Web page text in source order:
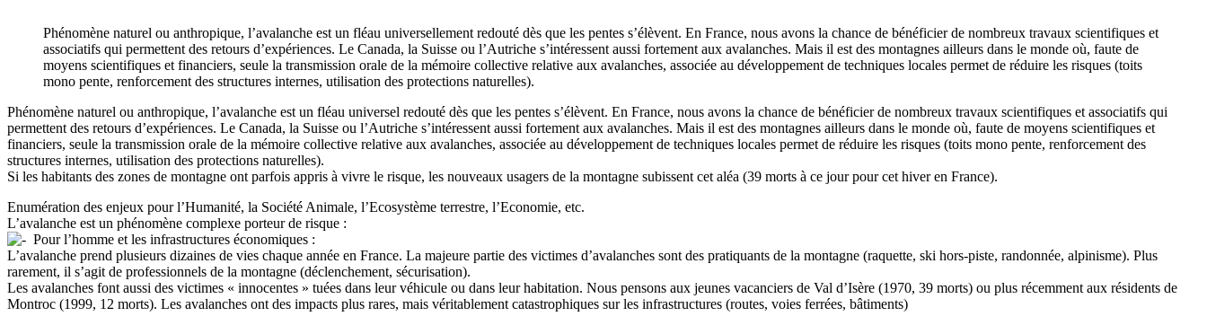
Phénomène naturel ou anthropique, l’avalanche est un fléau universellement redouté dès que les pentes s’élèvent. En France, nous avons la chance de bénéficier de nombreux travaux scientifiques et
associatifs qui permettent des retours d’expériences. Le Canada, la Suisse ou l’Autriche s’intéressent aussi fortement aux avalanches. Mais il est des montagnes ailleurs dans le monde où, faute de
moyens scientifiques et financiers, seule la transmission orale de la mémoire collective relative aux avalanches, associée au développement de techniques locales permet de réduire les risques (toits
mono pente, renforcement des structures internes, utilisation des protections naturelles).
Phénomène naturel ou anthropique, l’avalanche est un fléau universel redouté dès que les pentes s’élèvent. En France, nous avons la chance de bénéficier de nombreux travaux scientifiques et associatifs qui
permettent des retours d’expériences. Le Canada, la Suisse ou l’Autriche s’intéressent aussi fortement aux avalanches. Mais il est des montagnes ailleurs dans le monde où, faute de moyens scientifiques et
financiers, seule la transmission orale de la mémoire collective relative aux avalanches, associée au développement de techniques locales permet de réduire les risques (toits mono pente, renforcement des
structures internes, utilisation des protections naturelles).
Si les habitants des zones de montagne ont parfois appris à vivre le risque, les nouveaux usagers de la montagne subissent cet aléa (39 morts à ce jour pour cet hiver en France).
Enumération des enjeux pour l’Humanité, la Société Animale, l’Ecosystème terrestre, l’Economie, etc.
L’avalanche est un phénomène complexe porteur de risque :
Pour l’homme et les infrastructures économiques :
L’avalanche prend plusieurs dizaines de vies chaque année en France. La majeure partie des victimes d’avalanches sont des pratiquants de la montagne (raquette, ski hors-piste, randonnée, alpinisme). Plus
rarement, il s’agit de professionnels de la montagne (déclenchement, sécurisation).
Les avalanches font aussi des victimes « innocentes » tuées dans leur véhicule ou dans leur habitation. Nous pensons aux jeunes vacanciers de Val d’Isère (1970, 39 morts) ou plus récemment aux résidents de
Montroc (1999, 12 morts). Les avalanches ont des impacts plus rares, mais véritablement catastrophiques sur les infrastructures (routes, voies ferrées, bâtiments)